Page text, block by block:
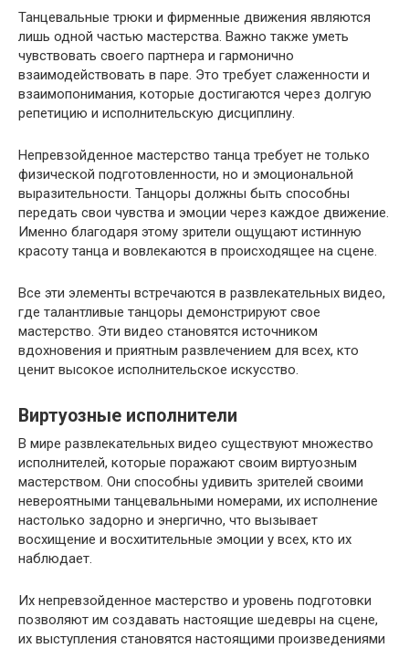
Танцевальные трюки и фирменные движения являются
лишь одной частью мастерства. Важно также уметь
чувствовать своего партнера и гармонично
взаимодействовать в паре. Это требует слаженности и
взаимопонимания, которые достигаются через долгую
репетицию и исполнительскую дисциплину.
Непревзойденное мастерство танца требует не только
физической подготовленности, но и эмоциональной
выразительности. Танцоры должны быть способны
передать свои чувства и эмоции через каждое движение.
Именно благодаря этому зрители ощущают истинную
красоту танца и вовлекаются в происходящее на сцене.
Все эти элементы встречаются в развлекательных видео,
где талантливые танцоры демонстрируют свое
мастерство. Эти видео становятся источником
вдохновения и приятным развлечением для всех, кто
ценит высокое исполнительское искусство.
Виртуозные исполнители
В мире развлекательных видео существуют множество
исполнителей, которые поражают своим виртуозным
мастерством. Они способны удивить зрителей своими
невероятными танцевальными номерами, их исполнение
настолько задорно и энергично, что вызывает
восхищение и восхитительные эмоции у всех, кто их
наблюдает.
Их непревзойденное мастерство и уровень подготовки
позволяют им создавать настоящие шедевры на сцене,
их выступления становятся настоящими произведениями